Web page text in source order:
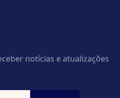
notícias e atualizações